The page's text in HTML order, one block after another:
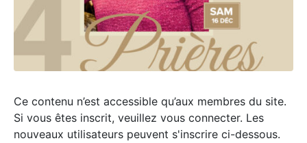
Ce contenu n’est accessible qu’aux membres du site.
Si vous êtes inscrit, veuillez vous connecter. Les
nouveaux utilisateurs peuvent s'inscrire ci-dessous.